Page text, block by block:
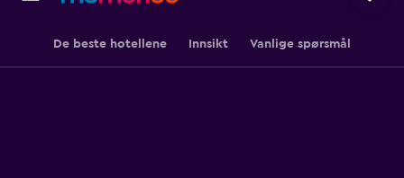
De beste hotellene Innsikt Vanlige spørsmål